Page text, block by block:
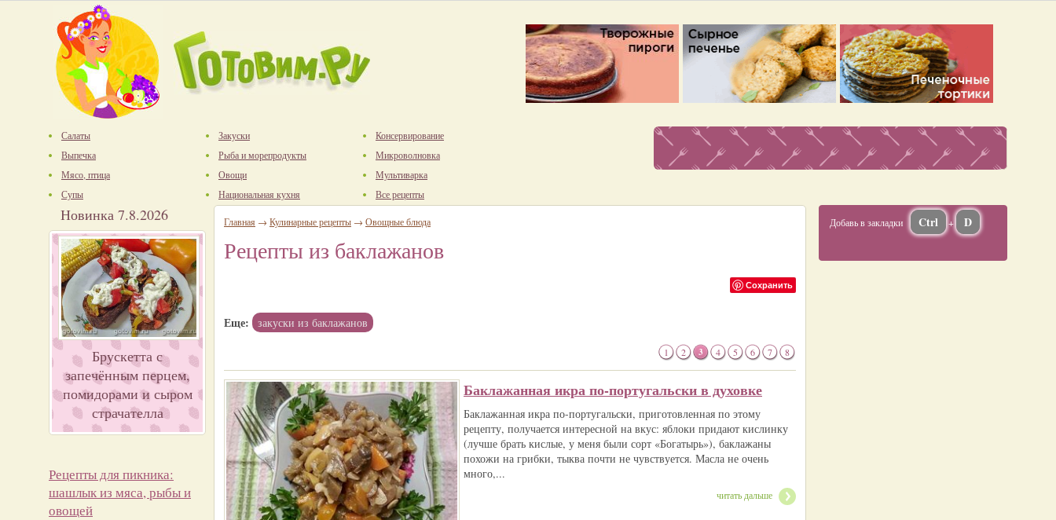
Салаты
Выпечка
Мясо, птица
Супы
Закуски
Рыба и морепродукты
Овощи
Национальная кухня
Консервирование
Микроволновка
Мультиварка
Все рецепты
Новинка 7.8.2026
Брускетта с
запечённым перцем,
помидорами и сыром
страчателла
Рецепты для пикника:
шашлык из мяса, рыбы и
овощей
Главная → Кулинарные рецепты → Овощные блюда
Рецепты из баклажанов
Сохранить
Еще: закуски из баклажанов
1 2 3 4 5 6 7 8
Баклажанная икра по-португальски в духовке
Баклажанная икра по-португальски, приготовленная по этому
рецепту, получается интересной на вкус: яблоки придают кислинку
(лучше брать кислые, у меня были сорт «Богатырь»), баклажаны
похожи на грибки, тыква почти не чувствуется. Масла не очень
много,...
читать дальше
Добавь в закладки Ctrl + D